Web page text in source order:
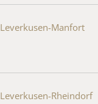
Leverkusen-Manfort
Leverkusen-Rheindorf